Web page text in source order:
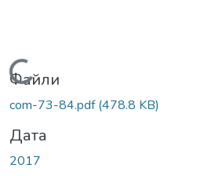
Вантажиться...
Файли
com-73-84.pdf(478.8 KB)
Дата
2017